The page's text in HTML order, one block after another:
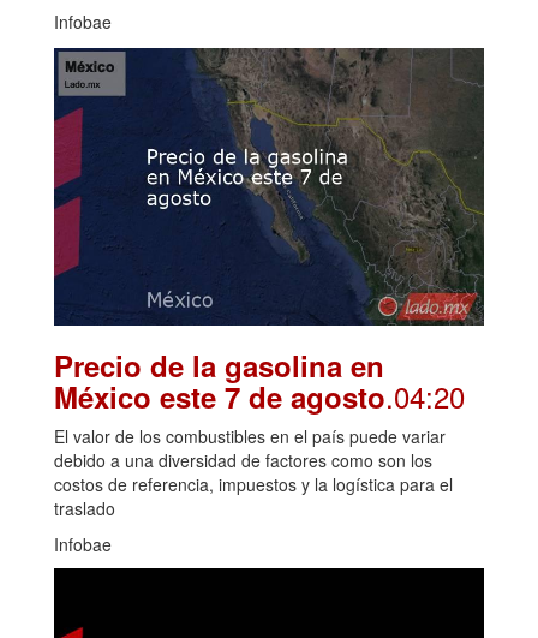
Infobae
Precio de la gasolina en
México este 7 de agosto.04:20
El valor de los combustibles en el país puede variar
debido a una diversidad de factores como son los
costos de referencia, impuestos y la logística para el
traslado
Infobae